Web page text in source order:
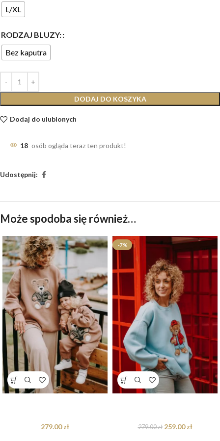
L/XL
RODZAJ BLUZY:
Bez kaputra
DODAJ DO KOSZYKA
Dodaj do ulubionych
18 osób ogląda teraz ten produkt!
Udostępnij:
Może spodoba się również…
279.00zł
-7%
279.00zł 259.00zł